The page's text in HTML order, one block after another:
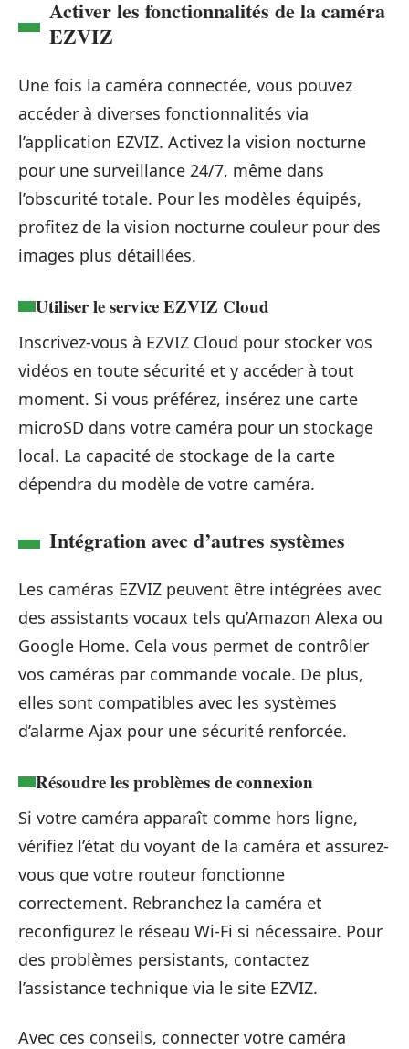
Activer les fonctionnalités de la caméra
EZVIZ
Une fois la caméra connectée, vous pouvez
accéder à diverses fonctionnalités via
l’application EZVIZ. Activez la vision nocturne
pour une surveillance 24/7, même dans
l’obscurité totale. Pour les modèles équipés,
profitez de la vision nocturne couleur pour des
images plus détaillées.
Utiliser le service EZVIZ Cloud
Inscrivez-vous à EZVIZ Cloud pour stocker vos
vidéos en toute sécurité et y accéder à tout
moment. Si vous préférez, insérez une carte
microSD dans votre caméra pour un stockage
local. La capacité de stockage de la carte
dépendra du modèle de votre caméra.
Intégration avec d’autres systèmes
Les caméras EZVIZ peuvent être intégrées avec
des assistants vocaux tels qu’Amazon Alexa ou
Google Home. Cela vous permet de contrôler
vos caméras par commande vocale. De plus,
elles sont compatibles avec les systèmes
d’alarme Ajax pour une sécurité renforcée.
Résoudre les problèmes de connexion
Si votre caméra apparaît comme hors ligne,
vérifiez l’état du voyant de la caméra et assurez-
vous que votre routeur fonctionne
correctement. Rebranchez la caméra et
reconfigurez le réseau Wi-Fi si nécessaire. Pour
des problèmes persistants, contactez
l’assistance technique via le site EZVIZ.
Avec ces conseils, connecter votre caméra